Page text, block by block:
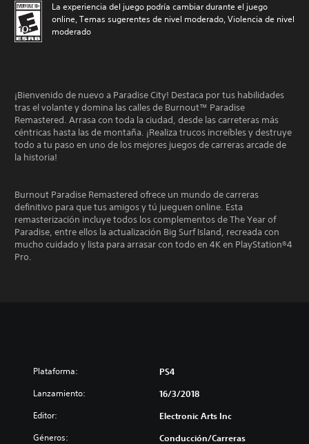
La experiencia del juego podría cambiar durante el juego
online, Temas sugerentes de nivel moderado, Violencia de nivel
moderado
¡Bienvenido de nuevo a Paradise City! Destaca por tus habilidades
tras el volante y domina las calles de Burnout™ Paradise
Remastered. Arrasa con toda la ciudad, desde las carreteras más
céntricas hasta las de montaña. ¡Realiza trucos increíbles y destruye
todo a tu paso en uno de los mejores juegos de carreras arcade de
la historia!
Burnout Paradise Remastered ofrece un mundo de carreras
definitivo para que tus amigos y tú jueguen online. Esta
remasterización incluye todos los complementos de The Year of
Paradise, entre ellos la actualización Big Surf Island, recreada con
mucho cuidado y lista para arrasar con todo en 4K en PlayStation®4
Pro.
Plataforma: PS4
Lanzamiento: 16/3/2018
Editor: Electronic Arts Inc
Géneros: Conducción/Carreras